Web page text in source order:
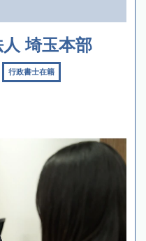
埼玉本部
行政書士在籍